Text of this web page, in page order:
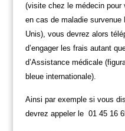
(visite chez le médecin pour
en cas de maladie
Unis), vous devrez alors
d’engager les frais autant
d’Assistance médicale
bleue internationale).
Ainsi par exemple si vous
devrez appeler le 01 45 16